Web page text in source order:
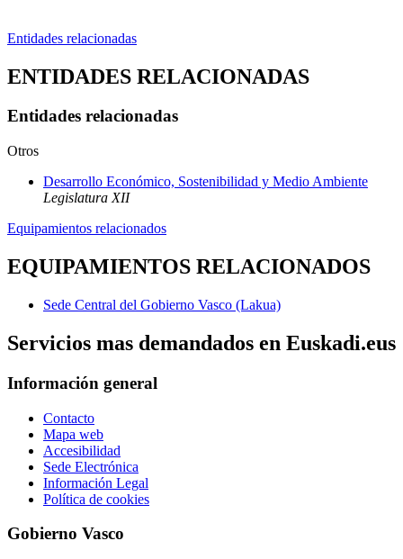
Entidades relacionadas
ENTIDADES RELACIONADAS
Entidades relacionadas
Otros
Desarrollo Económico, Sostenibilidad y Medio Ambiente
Legislatura XII
Equipamientos relacionados
EQUIPAMIENTOS RELACIONADOS
Sede Central del Gobierno Vasco (Lakua)
Servicios mas demandados en Euskadi.eus
Información general
Contacto
Mapa web
Accesibilidad
Sede Electrónica
Información Legal
Política de cookies
Gobierno Vasco